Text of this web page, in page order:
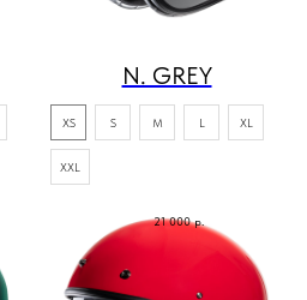
N. GREY
21 000 р.
XS S M L XL
XXL